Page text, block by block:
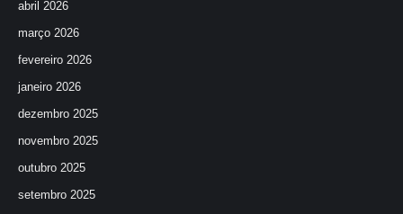
abril 2026
março 2026
fevereiro 2026
janeiro 2026
dezembro 2025
novembro 2025
outubro 2025
setembro 2025